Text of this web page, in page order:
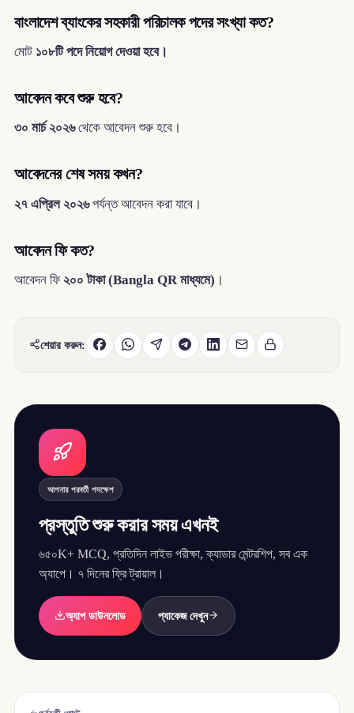
বাংলাদেশ ব্যাংকের সহকারী পরিচালক পদের সংখ্যা কত?
মোট ১০৮টি পদে নিয়োগ দেওয়া হবে।
আবেদন কবে শুরু হবে?
৩০ মার্চ ২০২৬থেকে আবেদন শুরু হবে।
আবেদনের শেষ সময় কখন?
২৭ এপ্রিল ২০২৬পর্যন্ত আবেদন করা যাবে।
আবেদন ফি কত?
আবেদন ফি ২০০ টাকা (Bangla QR মাধ্যমে) ।
শেয়ার করুন:
আপনার পরবর্তী পদক্ষেপ
প্রস্তুতি শুরু করার সময় এখনই
৬৫০K+ MCQ, প্রতিদিন লাইভ পরীক্ষা, ক্যাডার মেন্টরশিপ, সব এক
অ্যাপে। ৭ দিনের ফ্রি ট্রায়াল।
অ্যাপ ডাউনলোড প্যাকেজ দেখুন